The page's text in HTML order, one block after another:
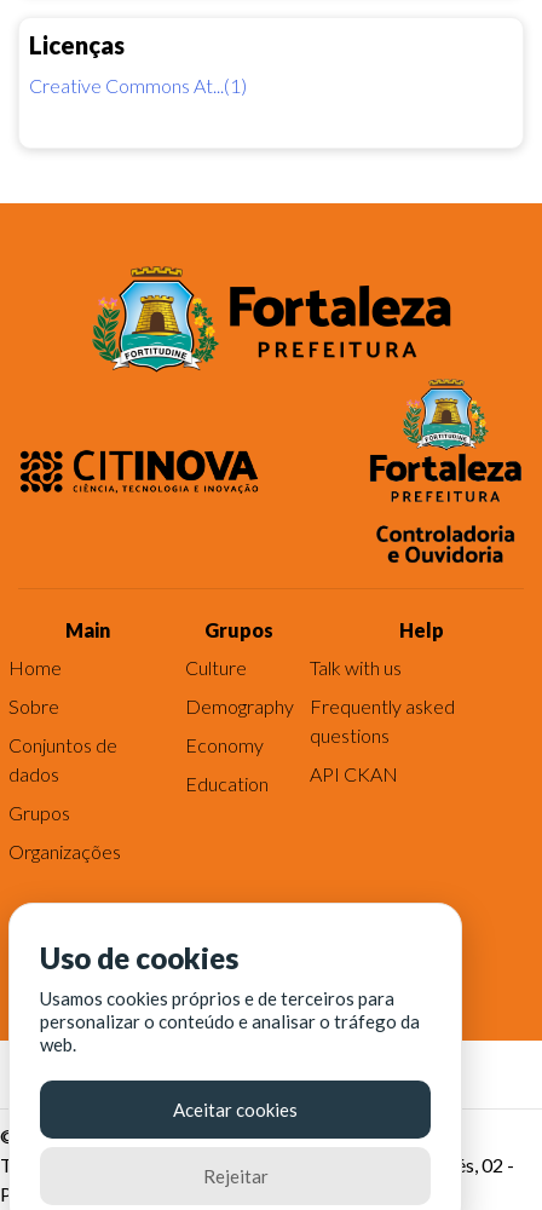
Licenças
Creative Commons At...(1)
Main
Home
Sobre
Conjuntos de
dados
Grupos
Organizações
Grupos
Culture
Demography
Economy
Education
Help
Talk with us
Frequently asked
questions
API CKAN
© Fortaleza Digital || CITINOVA - Fundação de Ciência,
Tecnologia e Inovação de Fortaleza - Rua dos Tremembés, 02 -
Praia de Iracema - Fortaleza-CE
Uso de cookies
Usamos cookies próprios e de terceiros para
personalizar o conteúdo e analisar o tráfego da
web.
Aceitar cookies
Rejeitar